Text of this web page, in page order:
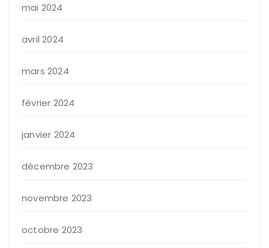
mai 2024
avril 2024
mars 2024
février 2024
janvier 2024
décembre 2023
novembre 2023
octobre 2023